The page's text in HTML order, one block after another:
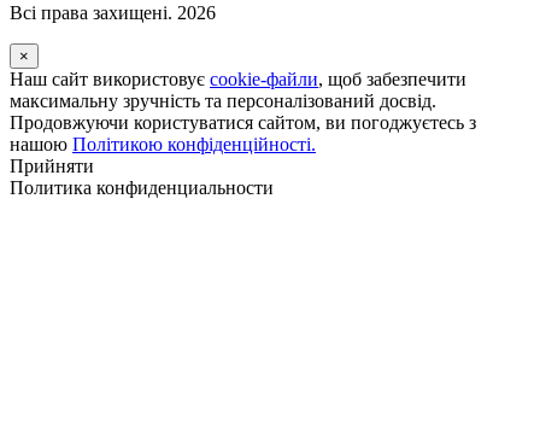
Всі права захищені. 2026
×
Наш сайт використовує cookie-файли, щоб забезпечити
максимальну зручність та персоналізований досвід.
Продовжуючи користуватися сайтом, ви погоджуєтесь з
нашою Політикою конфіденційності.
Прийняти
Политика конфиденциальности